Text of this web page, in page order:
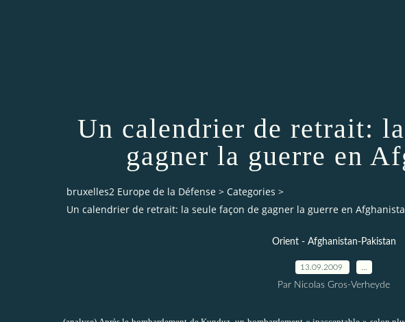
Un calendrier de retrait:
gagner la guerre en
bruxelles2 Europe de la Défense > Categories >
Un calendrier de retrait: la seule façon de gagner la guerre en
Orient - Afghanistan-Pakistan
13.09.2009
Par Nicolas Gros-Verheyde